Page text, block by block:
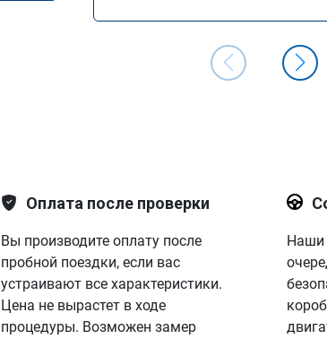
Оплата после проверки
Вы производите оплату после
пробной поездки, если вас
устраивают все характеристики.
Цена не вырастет в ходе
процедуры. Возможен замер
Наши